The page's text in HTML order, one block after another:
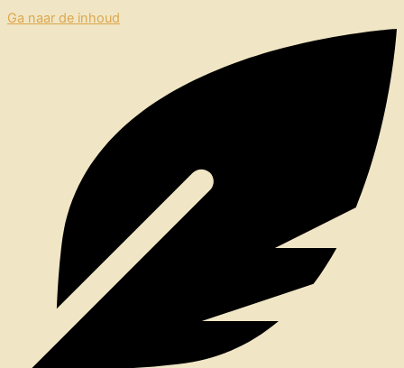
Ga naar de inhoud